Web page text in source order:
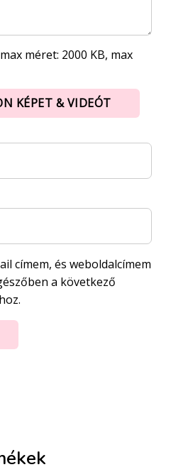
méret: 2000 KB, max
KÉPET & VIDEÓT
címem, és weboldalcímem
a következő